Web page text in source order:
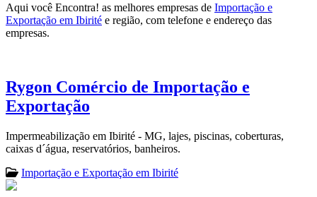
Aqui você Encontra! as melhores empresas de Importação e
Exportação em Ibirité e região, com telefone e endereço das
empresas.
Rygon Comércio de Importação e
Exportação
Impermeabilização em Ibirité - MG, lajes, piscinas, coberturas,
caixas d´água, reservatórios, banheiros.
Importação e Exportação em Ibirité